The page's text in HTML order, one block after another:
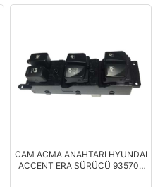
CAM ACMA ANAHTARI HYUNDAI
ACCENT ERA SÜRÜCÜ 93570-